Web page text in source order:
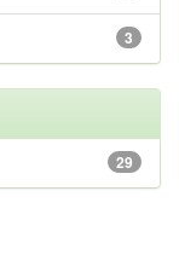
3
29